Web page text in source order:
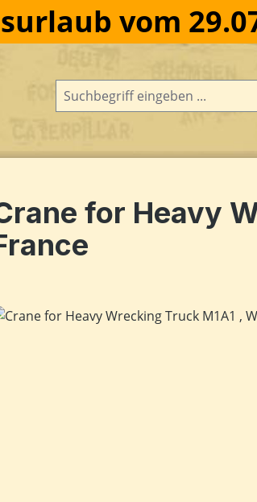
vom
for Heavy
überspringen